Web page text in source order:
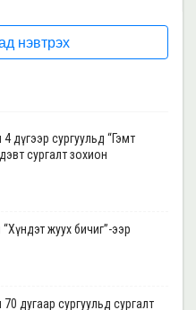
нэвтрэх
дүгээр сургуульд “Гэмт
сургалт зохион
жуух бичиг”-ээр
дугаар сургуульд сургалт